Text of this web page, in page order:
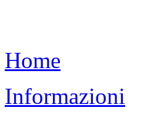
Home
Informazioni